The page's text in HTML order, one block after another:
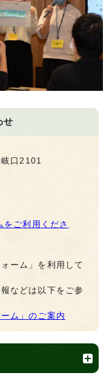
せ
口2101
ご利用くださ
ーム」を利用して
などは以下をご参
ム」のご案内